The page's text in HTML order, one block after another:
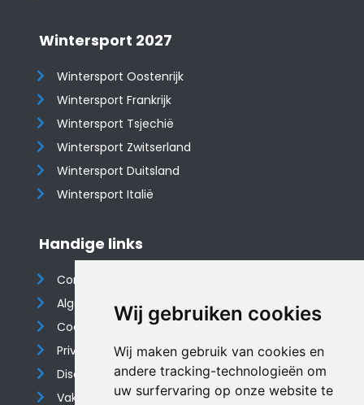
Wij gebruiken cookies
Wij maken gebruik van cookies en
andere tracking-technologieën om
uw surfervaring op onze website te
Wintersport 2027
Wintersport Oostenrijk
Wintersport Frankrijk
Wintersport Tsjechië
Wintersport Zwitserland
Wintersport Duitsland
Wintersport Italië
Handige links
Contact
Algemene voorwaarden
Cookieverklaring
Privacyverklaring
Disclaimer
Vakantiehuis website